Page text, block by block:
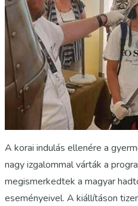
A korai indulás ellenére a
nagy izgalommal várták a
megismerkedtek a magyar
eseményeivel. A kiállításon